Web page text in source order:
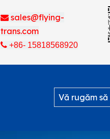
 sales@flying-
trans.com
+86- 15818568920